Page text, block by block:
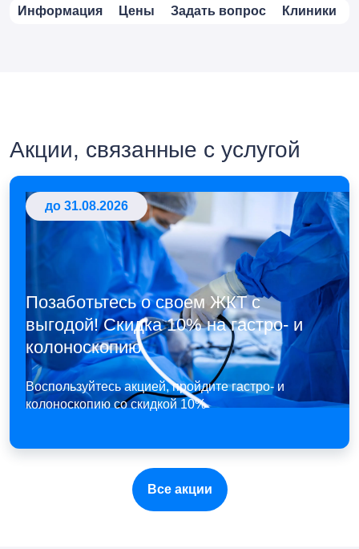
Информация Цены Задать вопрос Клиники
Акции, связанные с услугой
до 31.08.2026
Позаботьтесь о своем ЖКТ с
выгодой! Скидка 10% на гастро- и
колоноскопию
Воспользуйтесь акцией, пройдите гастро- и
колоноскопию со скидкой 10%
Все акции